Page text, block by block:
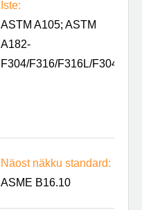
Iste:
ASTM A105; ASTM
A182-
F304/F316/F316L/F304L
Näost näkku standard:
ASME B16.10